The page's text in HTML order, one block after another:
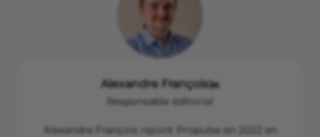
Alexandre François
Responsable éditorial
Alexandre François rejoint Propulse en 2022 en